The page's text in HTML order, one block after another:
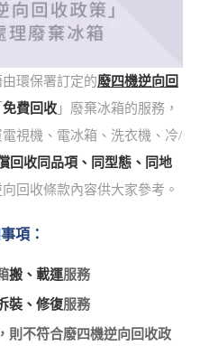
環保署訂定的廢四機逆向回
免費回收」廢棄冰箱的服務，
視機、電冰箱、洗衣機、冷/
回收同品項、同型態、同地
回收條款內容供大家參考。
項：
搬、載運服務
裝、修復服務
則不符合廢四機逆向回收政